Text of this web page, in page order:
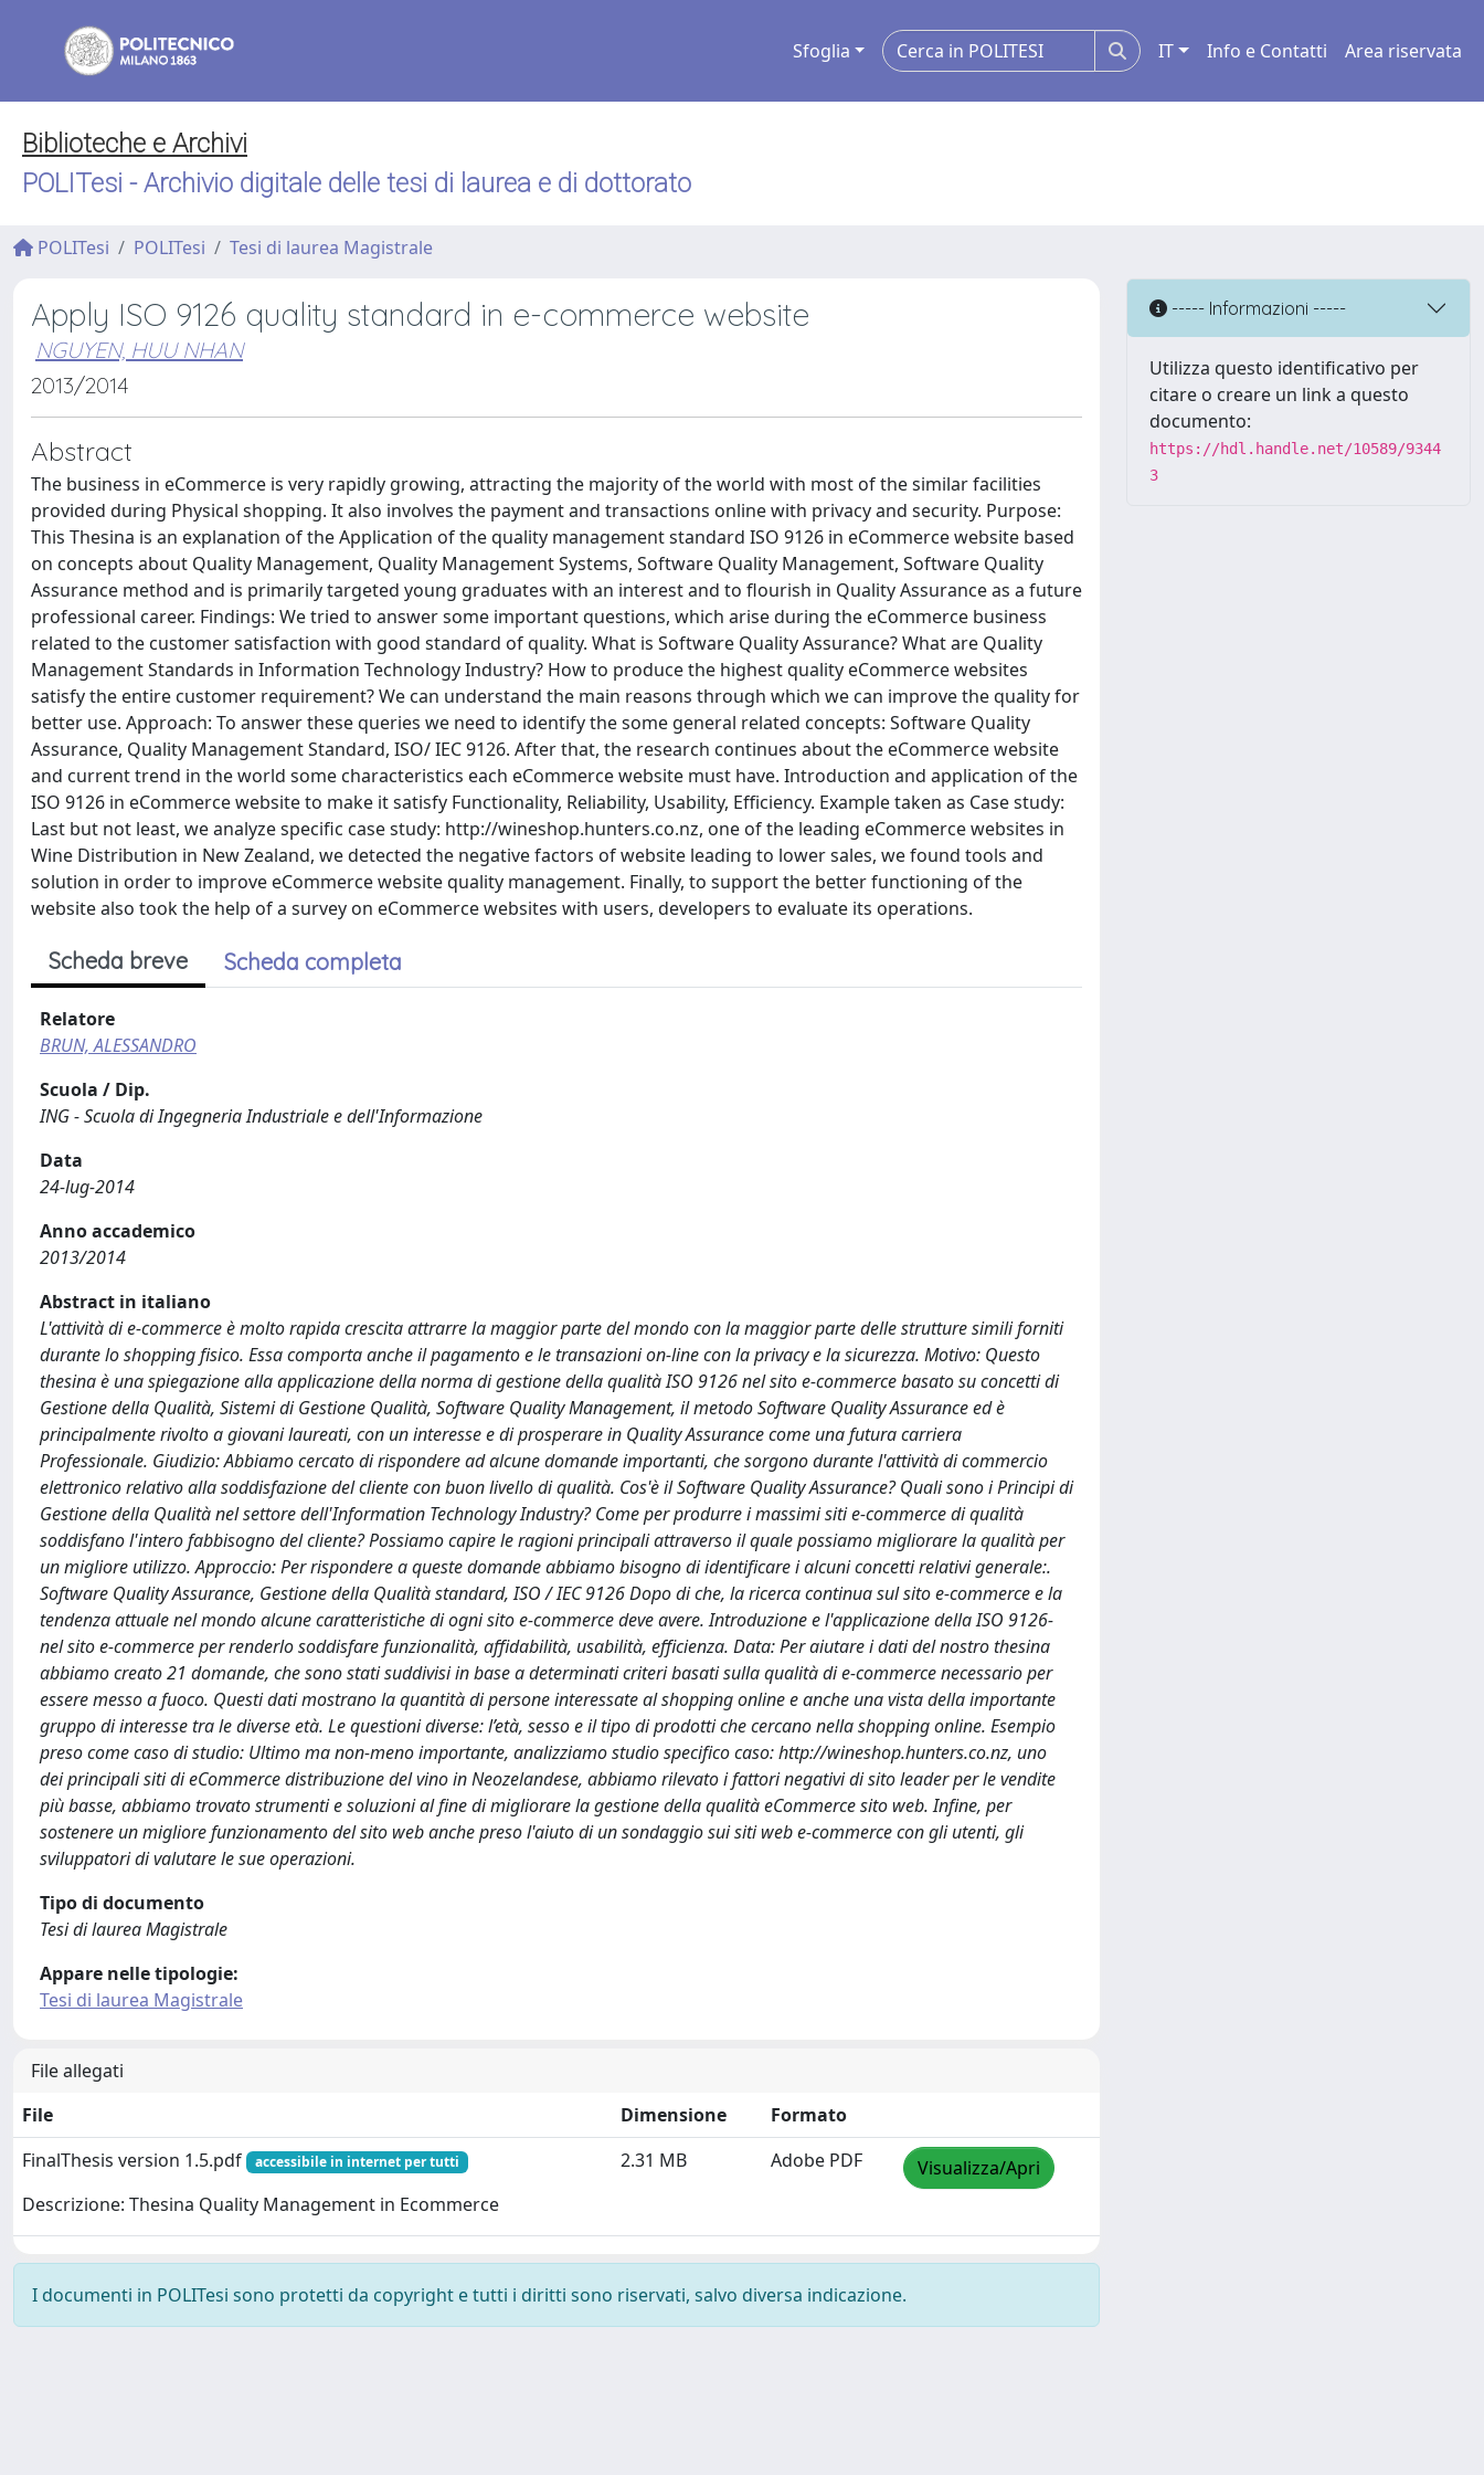
Sfoglia IT Info e Contatti Area riservata
Biblioteche e Archivi
POLITesi - Archivio digitale delle tesi di laurea e di dottorato
POLITesi POLITesi Tesi di laurea Magistrale
Apply ISO 9126 quality standard in e-commerce website
NGUYEN, HUU NHAN
2013/2014
Abstract
The business in eCommerce is very rapidly growing, attracting the majority of the world with most of the similar facilities
provided during Physical shopping. It also involves the payment and transactions online with privacy and security. Purpose:
This Thesina is an explanation of the Application of the quality management standard ISO 9126 in eCommerce website based
on concepts about Quality Management, Quality Management Systems, Software Quality Management, Software Quality
Assurance method and is primarily targeted young graduates with an interest and to flourish in Quality Assurance as a future
professional career. Findings: We tried to answer some important questions, which arise during the eCommerce business
related to the customer satisfaction with good standard of quality. What is Software Quality Assurance? What are Quality
Management Standards in Information Technology Industry? How to produce the highest quality eCommerce websites
satisfy the entire customer requirement? We can understand the main reasons through which we can improve the quality for
better use. Approach: To answer these queries we need to identify the some general related concepts: Software Quality
Assurance, Quality Management Standard, ISO/ IEC 9126. After that, the research continues about the eCommerce website
and current trend in the world some characteristics each eCommerce website must have. Introduction and application of the
ISO 9126 in eCommerce website to make it satisfy Functionality, Reliability, Usability, Efficiency. Example taken as Case study:
Last but not least, we analyze specific case study: http://wineshop.hunters.co.nz, one of the leading eCommerce websites in
Wine Distribution in New Zealand, we detected the negative factors of website leading to lower sales, we found tools and
solution in order to improve eCommerce website quality management. Finally, to support the better functioning of the
website also took the help of a survey on eCommerce websites with users, developers to evaluate its operations.
Scheda breve Scheda completa
Relatore
BRUN, ALESSANDRO
Scuola / Dip.
ING - Scuola di Ingegneria Industriale e dell'Informazione
Data
24-lug-2014
Anno accademico
2013/2014
Abstract in italiano
L'attività di e-commerce è molto rapida crescita attrarre la maggior parte del mondo con la maggior parte delle strutture simili forniti
durante lo shopping fisico. Essa comporta anche il pagamento e le transazioni on-line con la privacy e la sicurezza. Motivo: Questo
thesina è una spiegazione alla applicazione della norma di gestione della qualità ISO 9126 nel sito e-commerce basato su concetti di
Gestione della Qualità, Sistemi di Gestione Qualità, Software Quality Management, il metodo Software Quality Assurance ed è
principalmente rivolto a giovani laureati, con un interesse e di prosperare in Quality Assurance come una futura carriera
Professionale. Giudizio: Abbiamo cercato di rispondere ad alcune domande importanti, che sorgono durante l'attività di commercio
elettronico relativo alla soddisfazione del cliente con buon livello di qualità. Cos'è il Software Quality Assurance? Quali sono i Principi di
Gestione della Qualità nel settore dell'Information Technology Industry? Come per produrre i massimi siti e-commerce di qualità
soddisfano l'intero fabbisogno del cliente? Possiamo capire le ragioni principali attraverso il quale possiamo migliorare la qualità per
un migliore utilizzo. Approccio: Per rispondere a queste domande abbiamo bisogno di identificare i alcuni concetti relativi generale:.
Software Quality Assurance, Gestione della Qualità standard, ISO / IEC 9126 Dopo di che, la ricerca continua sul sito e-commerce e la
tendenza attuale nel mondo alcune caratteristiche di ogni sito e-commerce deve avere. Introduzione e l'applicazione della ISO 9126-
nel sito e-commerce per renderlo soddisfare funzionalità, affidabilità, usabilità, efficienza. Data: Per aiutare i dati del nostro thesina
abbiamo creato 21 domande, che sono stati suddivisi in base a determinati criteri basati sulla qualità di e-commerce necessario per
essere messo a fuoco. Questi dati mostrano la quantità di persone interessate al shopping online e anche una vista della importante
gruppo di interesse tra le diverse età. Le questioni diverse: l’età, sesso e il tipo di prodotti che cercano nella shopping online. Esempio
preso come caso di studio: Ultimo ma non-meno importante, analizziamo studio specifico caso: http://wineshop.hunters.co.nz, uno
dei principali siti di eCommerce distribuzione del vino in Neozelandese, abbiamo rilevato i fattori negativi di sito leader per le vendite
più basse, abbiamo trovato strumenti e soluzioni al fine di migliorare la gestione della qualità eCommerce sito web. Infine, per
sostenere un migliore funzionamento del sito web anche preso l'aiuto di un sondaggio sui siti web e-commerce con gli utenti, gli
sviluppatori di valutare le sue operazioni.
Tipo di documento
Tesi di laurea Magistrale
Appare nelle tipologie:
Tesi di laurea Magistrale
File allegati
File
Dimensione
Formato
FinalThesis version 1.5.pdf
accessibile in internet per tutti
Descrizione: Thesina Quality Management in Ecommerce
2.31 MB Adobe PDF Visualizza/Apri
I documenti in POLITesi sono protetti da copyright e tutti i diritti sono riservati, salvo diversa indicazione.
----- Informazioni -----
Utilizza questo identificativo per
citare o creare un link a questo
documento:
https://hdl.handle.net/10589/9344
3